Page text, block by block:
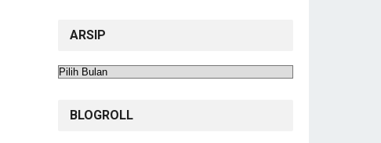
ARSIP
Arsip
BLOGROLL